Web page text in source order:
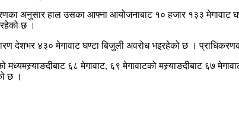
अनुसार हाल उसका आफ्ना आयोजनाबाट १० हजार १३३ मेगावाट
छ ।
देशभर ४३० मेगावाट घण्टा बिजुली अवरोध भइरहेको छ ।
६८ मेगावाट, ६९ मेगावाटको मस्र्याङदीबाट ६७
छ ।